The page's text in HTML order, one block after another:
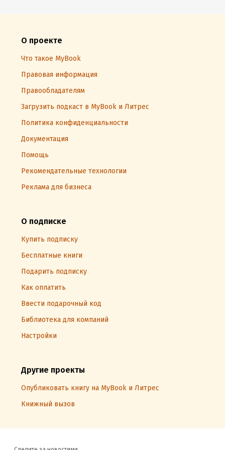
О проекте
Что такое MyBook
Правовая информация
Правообладателям
Загрузить подкаст в MyBook и Литрес
Политика конфиденциальности
Документация
Помощь
Рекомендательные технологии
Реклама для бизнеса
О подписке
Купить подписку
Бесплатные книги
Подарить подписку
Как оплатить
Ввести подарочный код
Библиотека для компаний
Настройки
Другие проекты
Опубликовать книгу на MyBook и Литрес
Книжный вызов